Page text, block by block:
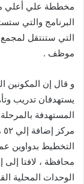
مخططة علي أعلي
البرنامج والتي
موظف .
و قال إن المكونين
يستهدفان تدريب
محافظة ، لافتا
الوحدات المحلية